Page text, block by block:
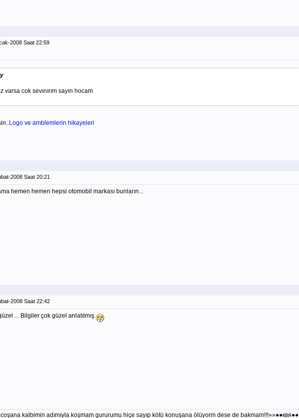
2008 Saat 22:59
varsa cok sevınırım sayın hocam
Logo ve amblemlerin hikayeleri
2008 Saat 20:21
hemen hemen hepsi otomobil markası bunların...
2008 Saat 22:42
... Bilgiler çok güzel anlatılmış
kalbimin adımıyla koşmam gururumu hiçe sayıp kötü konuşana ölüyorm dese de bakmam!!!»»●●квя●●